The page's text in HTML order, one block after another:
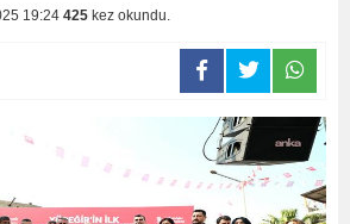
19:24 425 kez okundu.